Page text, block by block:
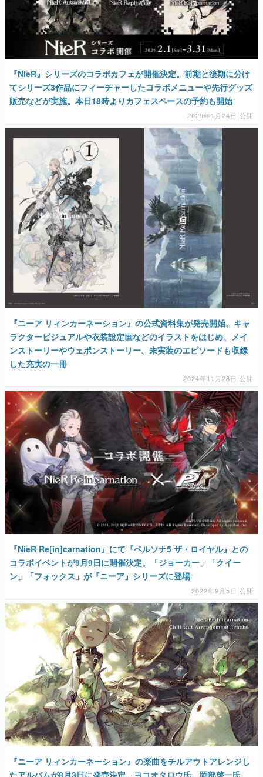
『NieR』シリーズのコラボカフェが開催決定。前期と後期に分け
てシリーズ3作品にフィーチャーしたコラボメニューや先行グッズ
販売などが実施。本日18時よりカフェスペースの予約も開始
2025年1月24日 公開
『ニーア リィンカーネーション』の公式資料集が発売開始。キャ
ラクタービジュアルや衣装設定画などのイラストをはじめ、メイ
ンストーリーやウェポンストーリー、未実装のエピソードも収録
した充実の一冊
2024年11月28日 公開
『NieR Re[in]carnation』にて『ペルソナ5 ザ・ロイヤル』との
コラボイベントが9月9日に開催決定。「ジョーカー」「クイー
ン」「フォックス」が『ニーア』シリーズに登場
2022年9月5日 公開
『ニーア リィンカーネーション』の楽曲をチルアウトアレンジし
たアルバムが8月3日に発売決定。ヨコオタロウ氏、岡部啓一氏、